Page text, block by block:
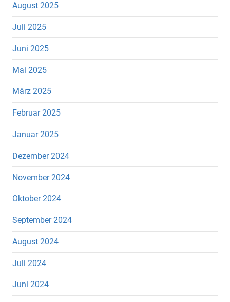
August 2025
Juli 2025
Juni 2025
Mai 2025
März 2025
Februar 2025
Januar 2025
Dezember 2024
November 2024
Oktober 2024
September 2024
August 2024
Juli 2024
Juni 2024